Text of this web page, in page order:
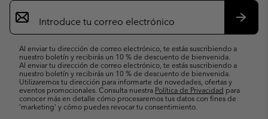
Suscripción
de
correo
Al enviar tu dirección de correo electrónico, te estás suscribiendo a
nuestro boletín y recibirás un 10 % de descuento de bienvenida.
Al enviar tu dirección de correo electrónico, te estás suscribiendo a
nuestro boletín y recibirás un 10 % de descuento de bienvenida.
Utilizaremos tu dirección para informarte de novedades, ofertas y
eventos promocionales. Consulta nuestra Política de Privacidad para
conocer más en detalle cómo procesaremos tus datos con fines de
’marketing’ y cómo puedes revocar tu consentimiento.